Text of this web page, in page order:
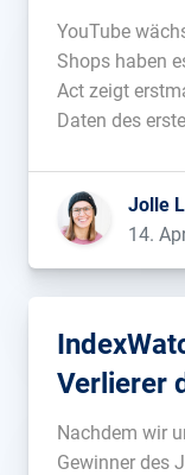
Verlierer
YouTube
Shops haben
Act zeigt
Daten des
Google-Suche
warum....Jolle
14.
Verlierer
Nachdem wir
Gewinner des